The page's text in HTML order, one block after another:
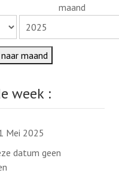
maand
maand
week :
Mei 2025
datum geen